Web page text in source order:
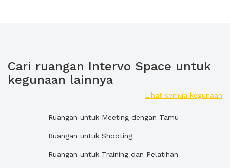
Cari ruangan Intervo Space untuk
kegunaan lainnya
Lihat semua kegunaan
Ruangan untuk Meeting dengan Tamu
Ruangan untuk Shooting
Ruangan untuk Training dan Pelatihan